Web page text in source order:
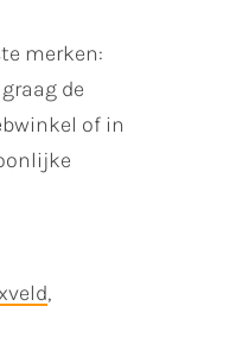
merken:
de
of in
,